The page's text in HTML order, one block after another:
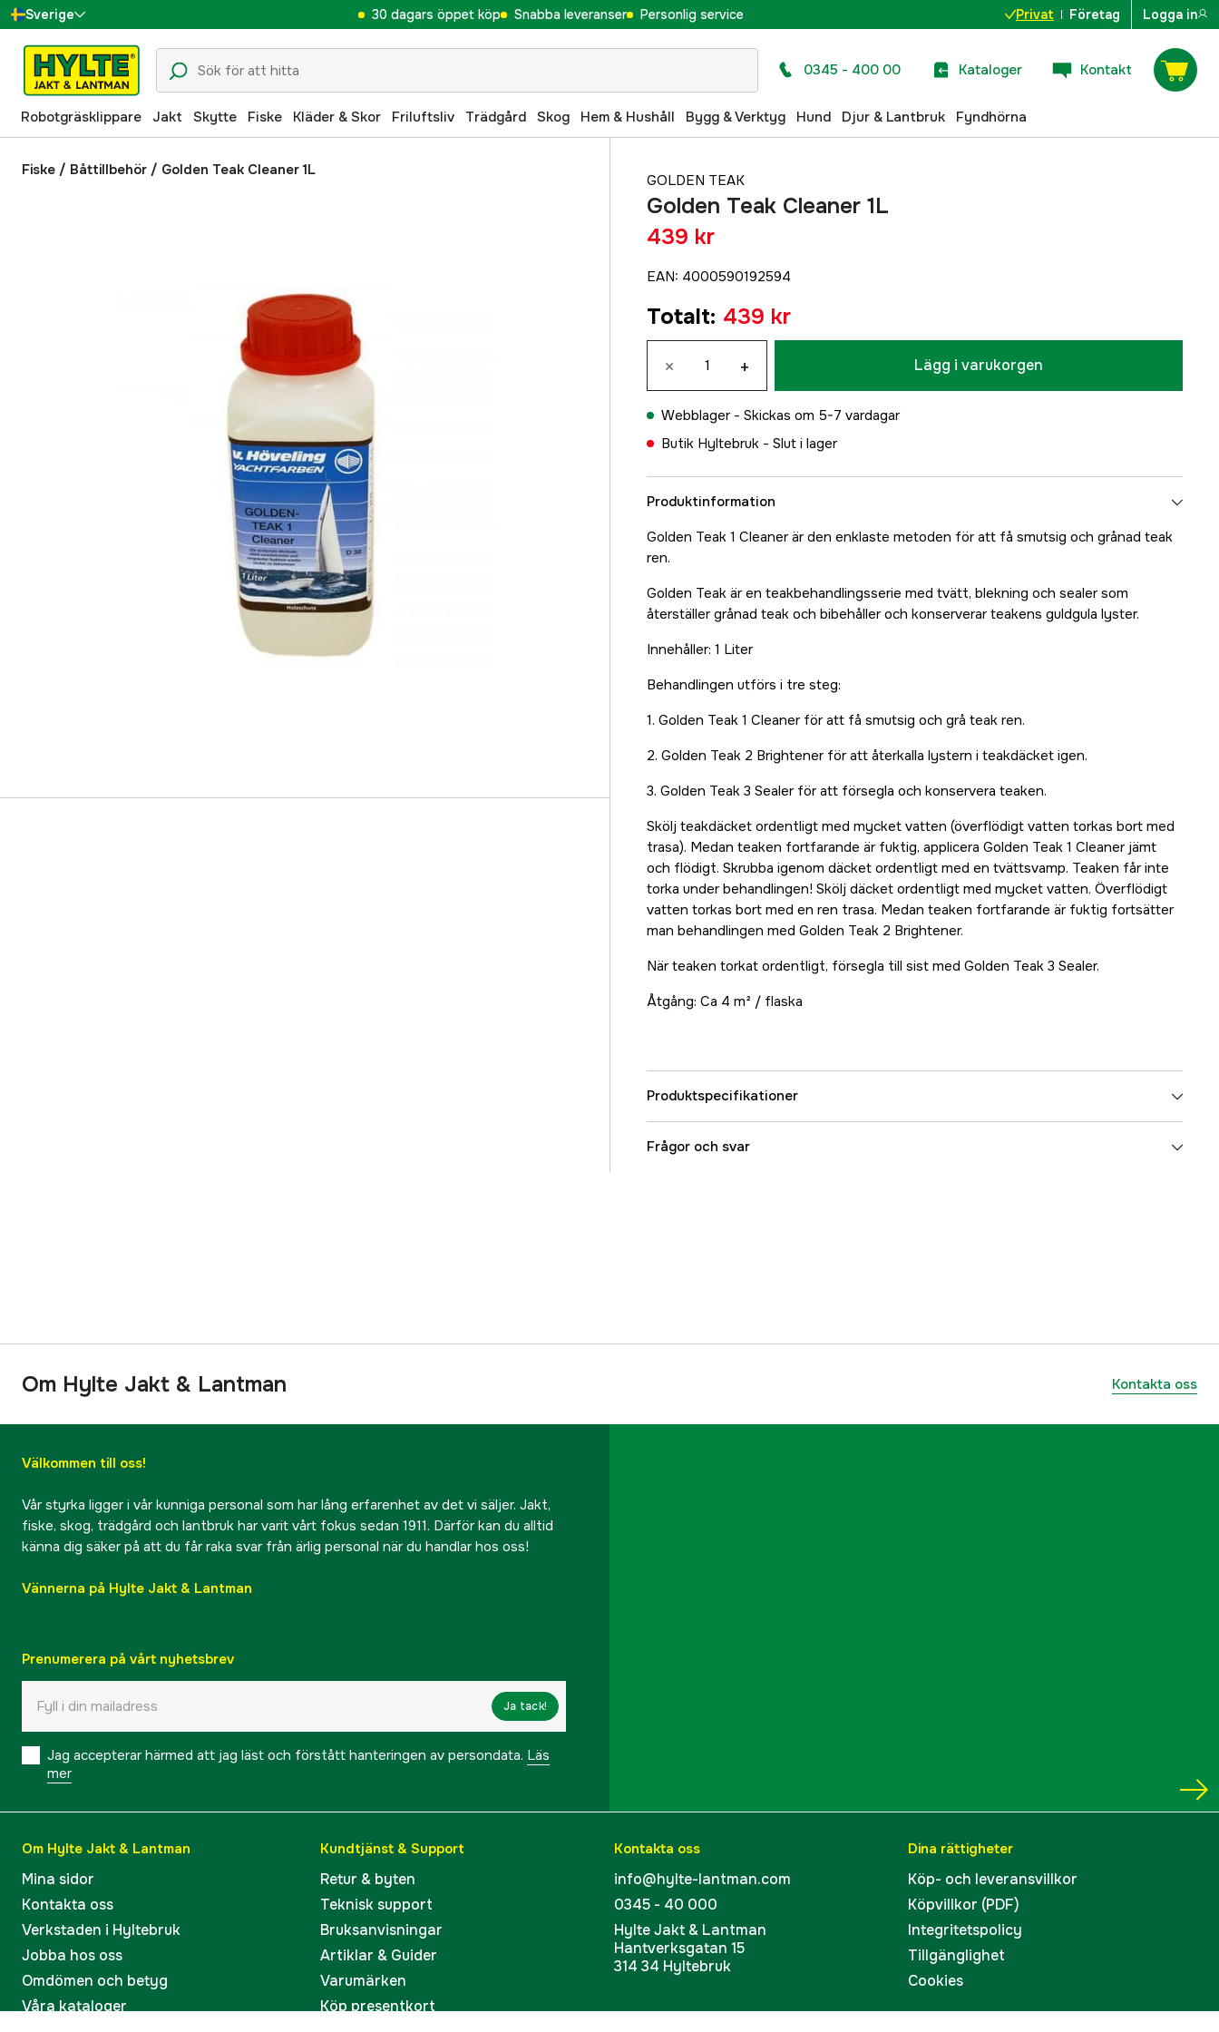
Sverige
Danmark
Suomi
Norge
Deutschland
30 dagars öppet köp Snabba leveranser Personlig service Privat Företag Logga in
0345 - 400 00 Kataloger Kontakt
Robotgräsklippare Jakt Skytte Fiske Kläder & Skor Friluftsliv Trädgård Skog Hem & Hushåll Bygg & Verktyg Hund Djur & Lantbruk Fyndhörna
Fiske / Båttillbehör / Golden Teak Cleaner 1L
GOLDEN TEAK
Golden Teak Cleaner 1L
439 kr
EAN: 4000590192594
Totalt: 439 kr
× + Lägg i varukorgen
Webblager - Skickas om 5-7 vardagar
Butik Hyltebruk - Slut i lager
Produktinformation
Golden Teak 1 Cleaner är den enklaste metoden för att få smutsig och grånad teak
ren.
Golden Teak är en teakbehandlingsserie med tvätt, blekning och sealer som
återställer grånad teak och bibehåller och konserverar teakens guldgula lyster.
Innehåller: 1 Liter
Behandlingen utförs i tre steg:
1. Golden Teak 1 Cleaner för att få smutsig och grå teak ren.
2. Golden Teak 2 Brightener för att återkalla lystern i teakdäcket igen.
3. Golden Teak 3 Sealer för att försegla och konservera teaken.
Skölj teakdäcket ordentligt med mycket vatten (överflödigt vatten torkas bort med
trasa). Medan teaken fortfarande är fuktig, applicera Golden Teak 1 Cleaner jämt
och flödigt. Skrubba igenom däcket ordentligt med en tvättsvamp. Teaken får inte
torka under behandlingen! Skölj däcket ordentligt med mycket vatten. Överflödigt
vatten torkas bort med en ren trasa. Medan teaken fortfarande är fuktig fortsätter
man behandlingen med Golden Teak 2 Brightener.
När teaken torkat ordentligt, försegla till sist med Golden Teak 3 Sealer.
Åtgång: Ca 4 m² / flaska
Produktspecifikationer
Referensnummer
Frågor och svar
Om Hylte Jakt & Lantman Kontakta oss
Välkommen till oss!
Vår styrka ligger i vår kunniga personal som har lång erfarenhet av det vi säljer. Jakt,
fiske, skog, trädgård och lantbruk har varit vårt fokus sedan 1911. Därför kan du alltid
känna dig säker på att du får raka svar från ärlig personal när du handlar hos oss!
Vännerna på Hylte Jakt & Lantman
Prenumerera på vårt nyhetsbrev
Ja tack!
Jag accepterar härmed att jag läst och förstått hanteringen av persondata. Läs
mer
Om Hylte Jakt & Lantman
Mina sidor
Kontakta oss
Verkstaden i Hyltebruk
Jobba hos oss
Omdömen och betyg
Våra kataloger
Kundtjänst & Support
Retur & byten
Teknisk support
Bruksanvisningar
Artiklar & Guider
Varumärken
Köp presentkort
Kontakta oss
info@hylte-lantman.com
0345 - 40 000
Hylte Jakt & Lantman
Hantverksgatan 15
314 34 Hyltebruk
Dina rättigheter
Köp- och leveransvillkor
Köpvillkor (PDF)
Integritetspolicy
Tillgänglighet
Cookies